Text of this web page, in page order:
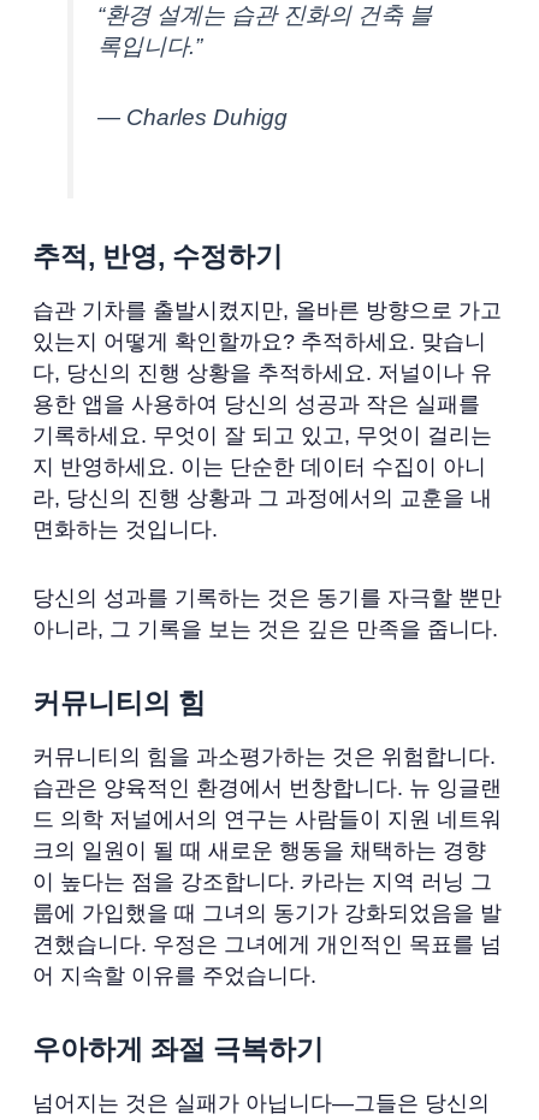
“환경 설계는 습관 진화의 건축 블
록입니다.”
— Charles Duhigg
추적, 반영, 수정하기
습관 기차를 출발시켰지만, 올바른 방향으로 가고
있는지 어떻게 확인할까요? 추적하세요. 맞습니
다, 당신의 진행 상황을 추적하세요. 저널이나 유
용한 앱을 사용하여 당신의 성공과 작은 실패를
기록하세요. 무엇이 잘 되고 있고, 무엇이 걸리는
지 반영하세요. 이는 단순한 데이터 수집이 아니
라, 당신의 진행 상황과 그 과정에서의 교훈을 내
면화하는 것입니다.
당신의 성과를 기록하는 것은 동기를 자극할 뿐만
아니라, 그 기록을 보는 것은 깊은 만족을 줍니다.
커뮤니티의 힘
커뮤니티의 힘을 과소평가하는 것은 위험합니다.
습관은 양육적인 환경에서 번창합니다. 뉴 잉글랜
드 의학 저널에서의 연구는 사람들이 지원 네트워
크의 일원이 될 때 새로운 행동을 채택하는 경향
이 높다는 점을 강조합니다. 카라는 지역 러닝 그
룹에 가입했을 때 그녀의 동기가 강화되었음을 발
견했습니다. 우정은 그녀에게 개인적인 목표를 넘
어 지속할 이유를 주었습니다.
우아하게 좌절 극복하기
넘어지는 것은 실패가 아닙니다—그들은 당신의